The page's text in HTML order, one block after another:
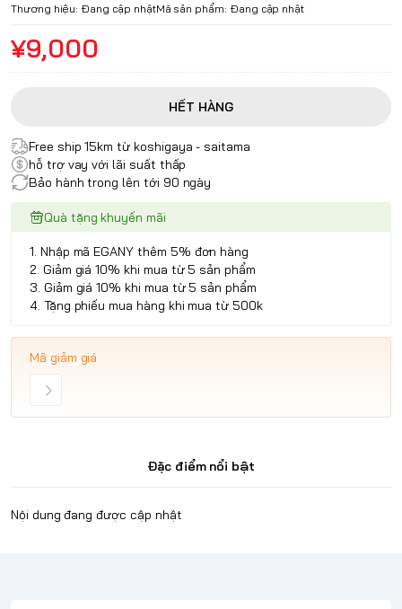
Thương hiệu: Đang cập nhậtMã sản phẩm: Đang cập nhật
¥9,000
HẾT HÀNG
Free ship 15km từ koshigaya - saitama
hỗ trợ vay với lãi suất thấp
Bảo hành trong lên tới 90 ngày
Quà tặng khuyến mãi
1. Nhập mã EGANY thêm 5% đơn hàng
2. Giảm giá 10% khi mua từ 5 sản phẩm
3. Giảm giá 10% khi mua từ 5 sản phẩm
4. Tặng phiếu mua hàng khi mua từ 500k
Mã giảm giá
Đặc điểm nổi bật
Nội dung đang được cập nhật